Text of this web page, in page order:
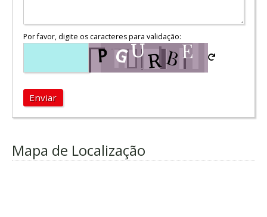
Por favor, digite os caracteres para validação:
Enviar
Mapa de Localização